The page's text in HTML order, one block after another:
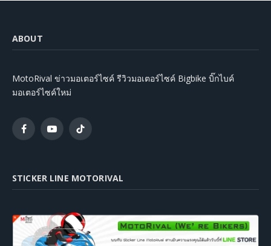
ABOUT
MotoRival ข่าวมอเตอร์ไซค์ รีวิวมอเตอร์ไซค์ Bigbike บิ๊กไบค์
มอเตอร์ไซค์ใหม่
FacebookYouTubeTikTok
STICKER LINE MOTORIVAL